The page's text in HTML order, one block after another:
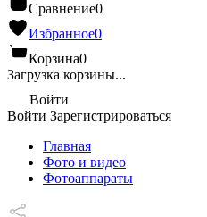
Сравнение0
Избранное0
Корзина0
Загрузка корзины...
Войти
Войти Зарегистрироваться
Главная
Фото и видео
Фотоаппараты